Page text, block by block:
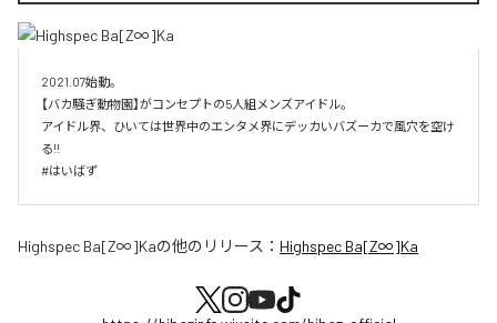
2021.07始動。
【バカ騒ぎ動物園】がコンセプトの5人組メンズアイドル。
アイドル界、ひいては世界中のエンタメ界にデッカいバズーカで風穴を空け
る!!
#はいばず
Highspec Ba[Z∞]Kaの他のリリース： Highspec Ba[Z∞]Ka